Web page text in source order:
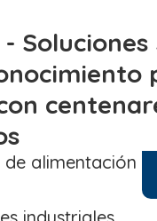
-
de alimentación